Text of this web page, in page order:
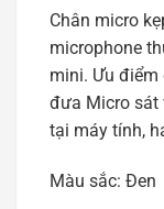
Chân micro
microphone
mini. Ưu điểm
đưa Micro sát
tại máy tính,
Màu sắc: Đen